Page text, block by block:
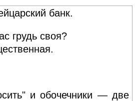
банк.
грудь своя?
и обочечники — две